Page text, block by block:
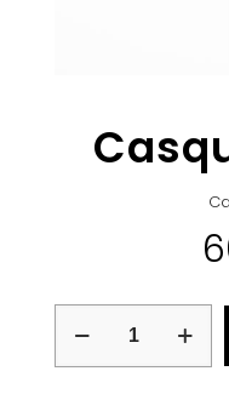
Casquette